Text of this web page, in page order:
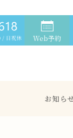
Web予約
お知ら